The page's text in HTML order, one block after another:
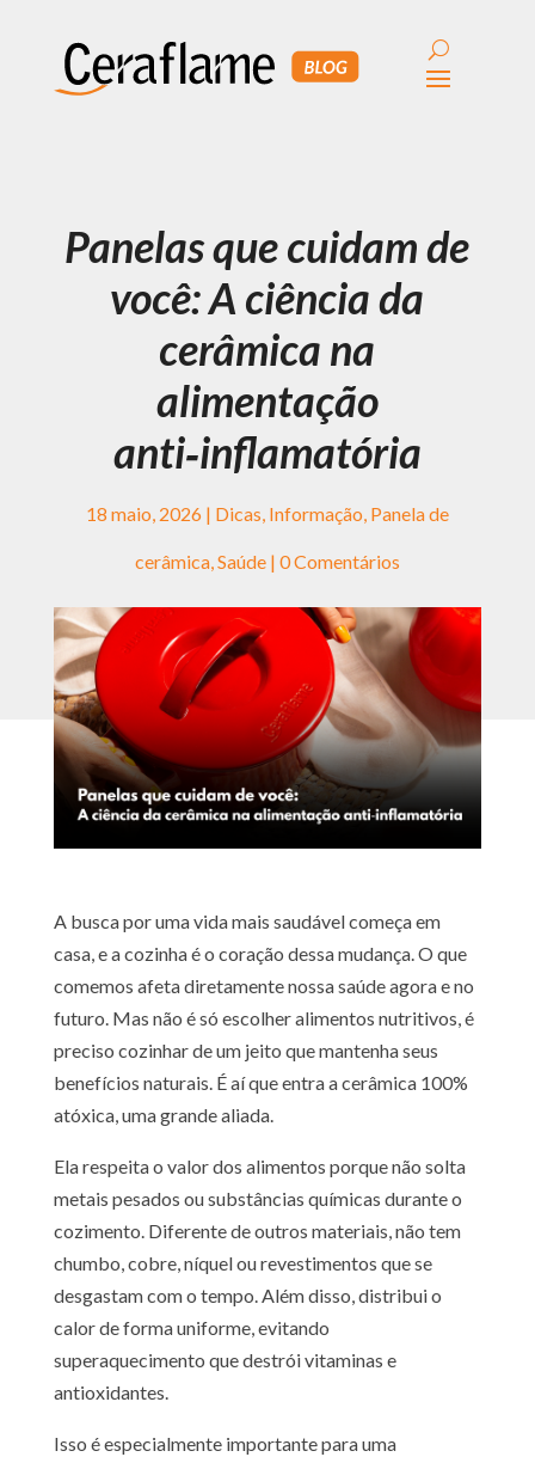
Panelas que cuidam de
você: A ciência da
cerâmica na
alimentação
anti‑inflamatória
18 maio, 2026| Dicas, Informação, Panela de
cerâmica,Saúde| 0 Comentários
A busca por uma vida mais saudável começa em
casa, e a cozinha é o coração dessa mudança. O que
comemos afeta diretamente nossa saúde agora e no
futuro. Mas não é só escolher alimentos nutritivos, é
preciso cozinhar de um jeito que mantenha seus
benefícios naturais. É aí que entra a cerâmica 100%
atóxica, uma grande aliada.
Ela respeita o valor dos alimentos porque não solta
metais pesados ou substâncias químicas durante o
cozimento. Diferente de outros materiais, não tem
chumbo, cobre, níquel ou revestimentos que se
desgastam com o tempo. Além disso, distribui o
calor de forma uniforme, evitando
superaquecimento que destrói vitaminas e
antioxidantes.
Isso é especialmente importante para uma